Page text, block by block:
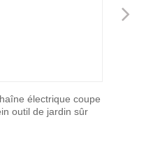
électrique coupe
outil de jardin sûr